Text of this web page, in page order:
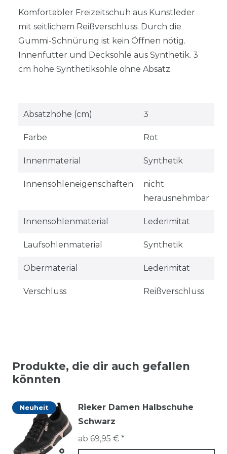
Komfortabler Freizeitschuh aus Kunstleder
mit seitlichem Reißverschluss. Durch die
Gummi-Schnürung ist kein Öffnen nötig.
Innenfutter und Decksohle aus Synthetik. 3
cm hohe Synthetiksohle ohne Absatz.
Absatzhöhe (cm) 3
Farbe Rot
Innenmaterial Synthetik
Innensohleneigenschaften
nicht
herausnehmbar
Innensohlenmaterial Lederimitat
Laufsohlenmaterial Synthetik
Obermaterial Lederimitat
Verschluss Reißverschluss
Produkte, die dir auch gefallen
könnten
Neuheit
Rieker Damen Halbschuhe
Schwarz
ab 69,95 € *